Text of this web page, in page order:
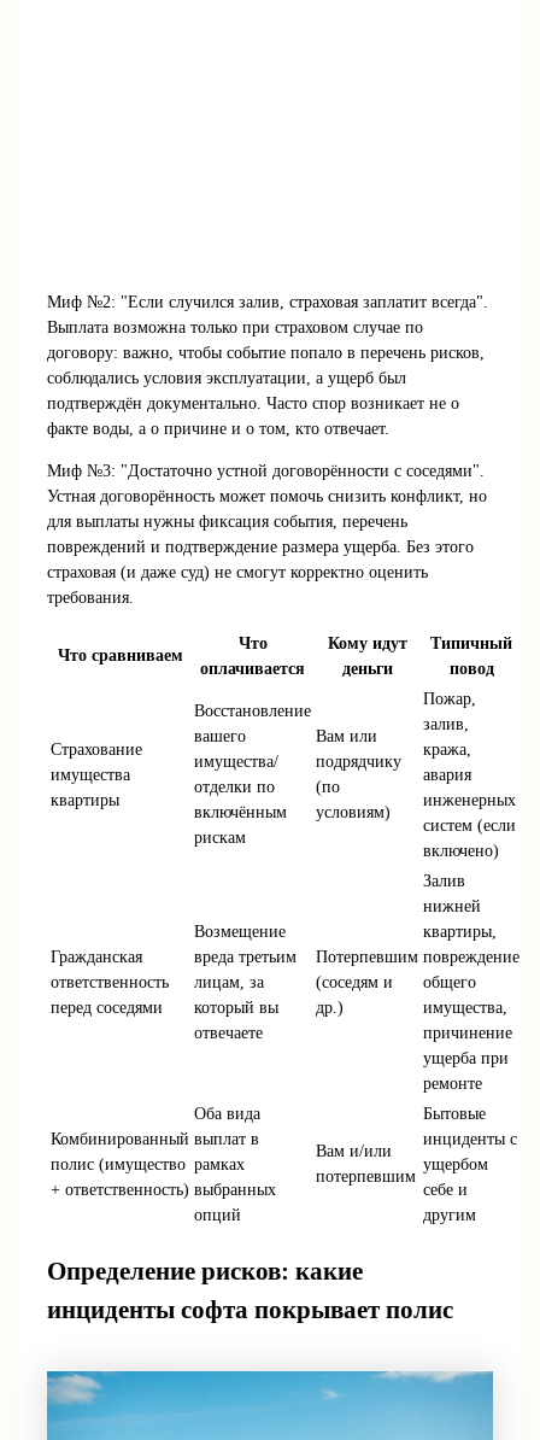
Миф №2: "Если случился залив, страховая заплатит всегда".
Выплата возможна только при страховом случае по
договору: важно, чтобы событие попало в перечень рисков,
соблюдались условия эксплуатации, а ущерб был
подтверждён документально. Часто спор возникает не о
факте воды, а о причине и о том, кто отвечает.
Миф №3: "Достаточно устной договорённости с соседями".
Устная договорённость может помочь снизить конфликт, но
для выплаты нужны фиксация события, перечень
повреждений и подтверждение размера ущерба. Без этого
страховая (и даже суд) не смогут корректно оценить
требования.
Что сравниваем
Что
оплачивается
Кому идут
деньги
Типичный
повод
Страхование
имущества
квартиры
Восстановление
вашего
имущества/
отделки по
включённым
рискам
Вам или
подрядчику
(по
условиям)
Пожар,
залив,
кража,
авария
инженерных
систем (если
включено)
Гражданская
ответственность
перед соседями
Возмещение
вреда третьим
лицам, за
который вы
отвечаете
Потерпевшим
(соседям и
др.)
Залив
нижней
квартиры,
повреждение
общего
имущества,
причинение
ущерба при
ремонте
Комбинированный
полис (имущество
+ ответственность)
Оба вида
выплат в
рамках
выбранных
опций
Вам и/или
потерпевшим
Бытовые
инциденты с
ущербом
себе и
другим
Определение рисков: какие
инциденты софта покрывает полис